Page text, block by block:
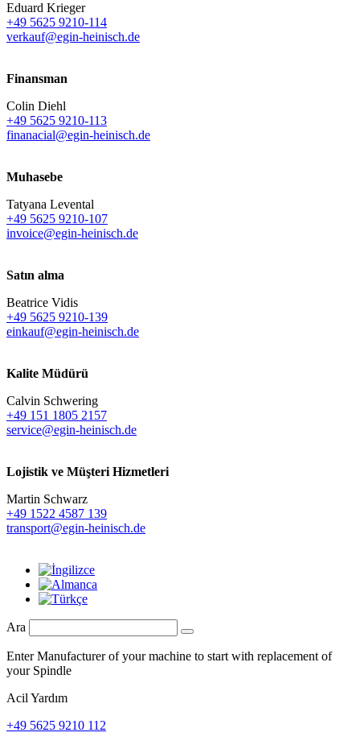
Eduard Krieger
+49 5625 9210-114
verkauf@egin-heinisch.de
Finansman
Colin Diehl
+49 5625 9210-113
finanacial@egin-heinisch.de
Muhasebe
Tatyana Levental
+49 5625 9210-107
invoice@egin-heinisch.de
Satın alma
Beatrice Vidis
+49 5625 9210-139
einkauf@egin-heinisch.de
Kalite Müdürü
Calvin Schwering
+49 151 1805 2157
service@egin-heinisch.de
Lojistik ve Müşteri Hizmetleri
Martin Schwarz
+49 1522 4587 139
transport@egin-heinisch.de
Ara
Enter Manufacturer of your machine to start with replacement of
your Spindle
Acil Yardım
+49 5625 9210 112